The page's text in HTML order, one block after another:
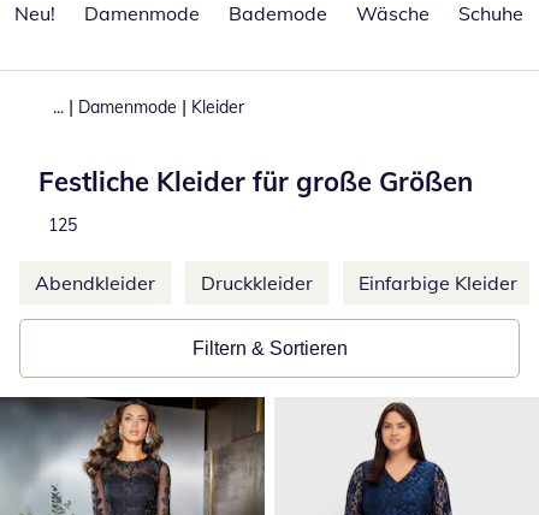
Neu!
Damenmode Bademode Wäsche Schuhe
... | Damenmode | Kleider
Festliche Kleider für große Größen
Total number of products:
125
Weitere Kategorien überspringen
Abendkleider Druckkleider Einfarbige Kleider
Filtern & Sortieren